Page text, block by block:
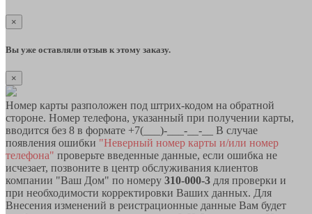
×
Вы уже оставляли отзыв к этому заказу.
×
Номер карты разположен под штрих-кодом на обратной
стороне. Номер телефона, указанный при получении карты,
вводится без 8 в формате +7(___)-___-__-__ В случае
появления ошибки "Неверный номер карты и/или номер
телефона" проверьте введенные данные, если ошибка не
исчезает, позвоните в центр обслуживания клиентов
компании "Ваш Дом" по номеру 310-000-3 для проверки и
при необходимости корректировки Ваших данных. Для
Внесения изменений в реистрационные данные Вам будет